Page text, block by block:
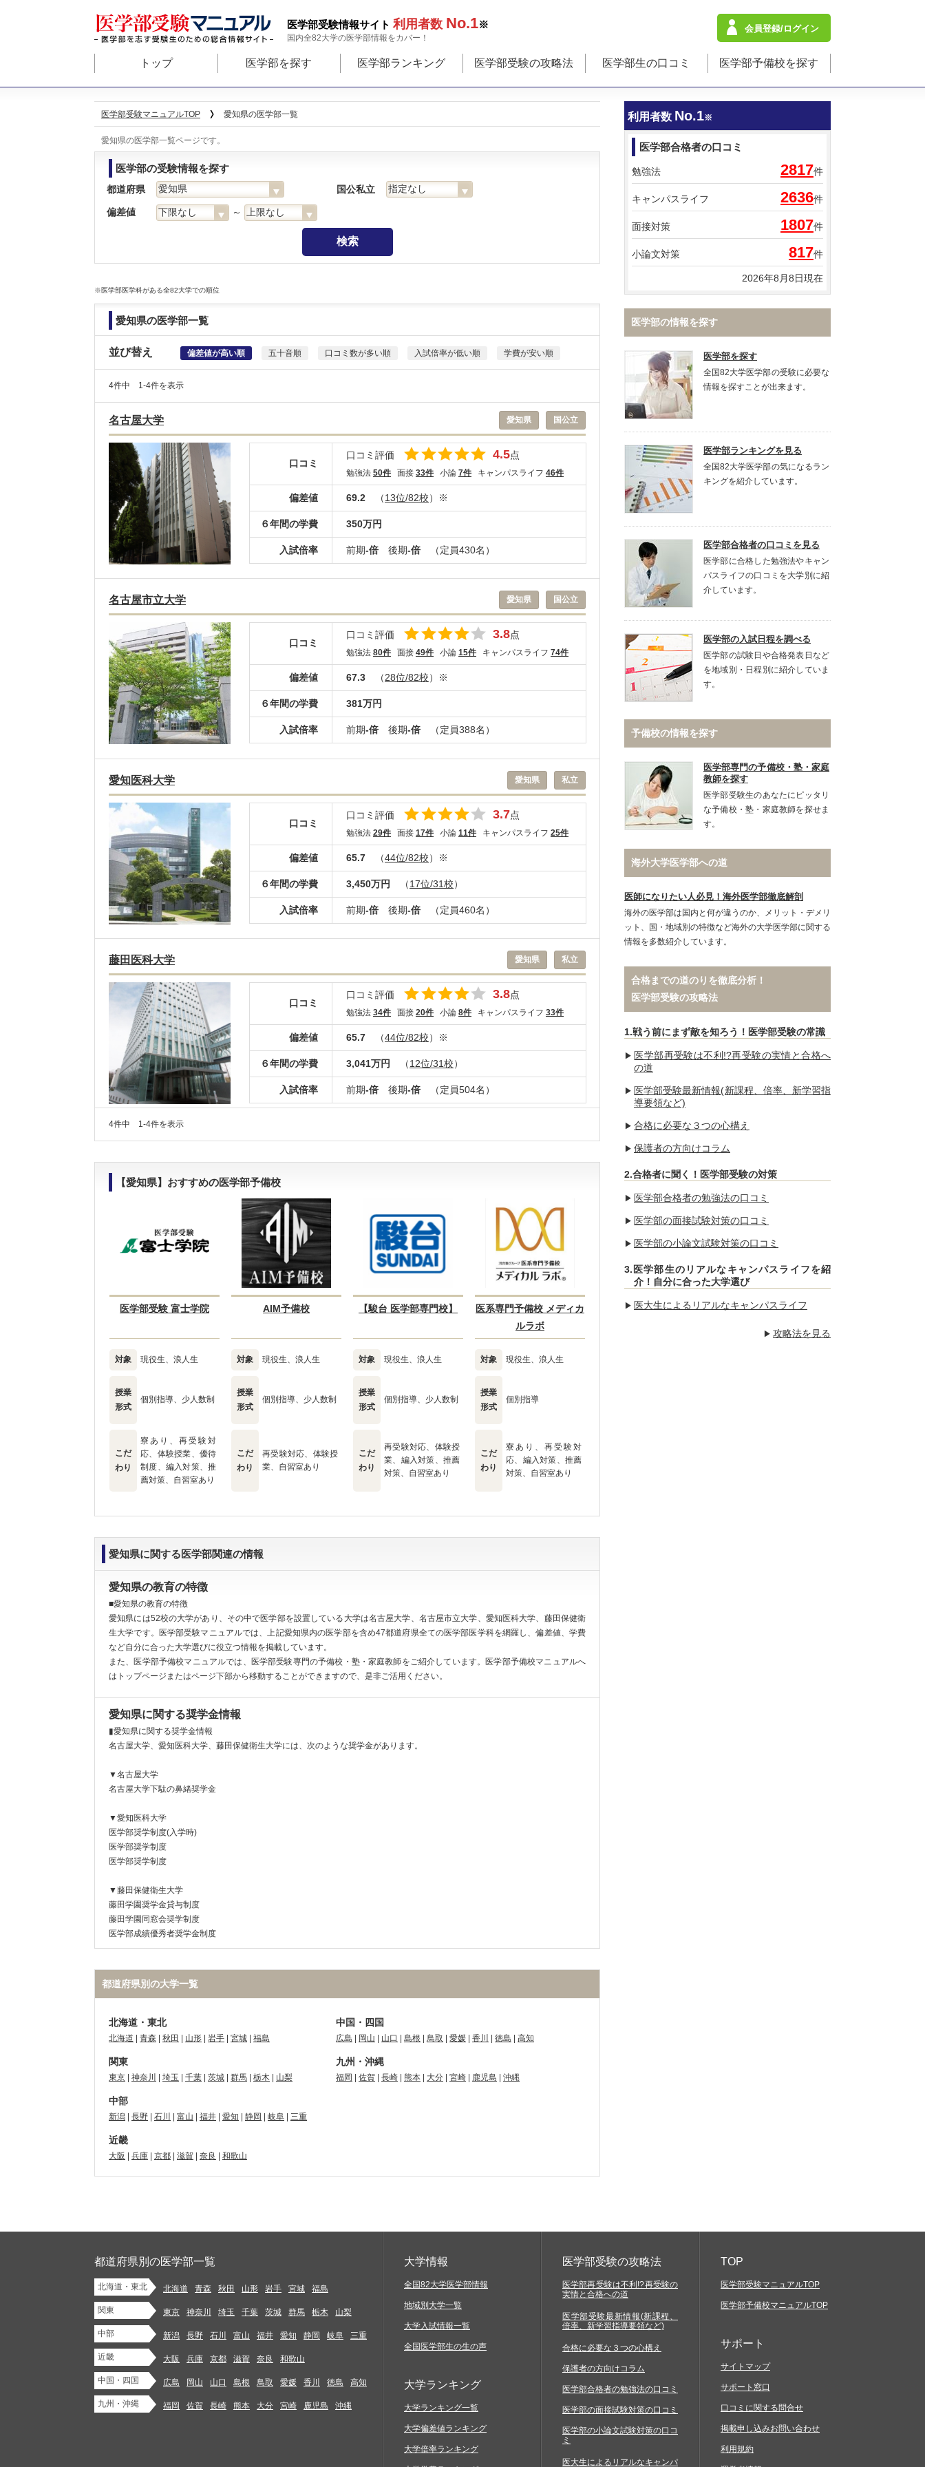
医学部受験情報サイト 利用者数 No.1※
国内全82大学の医学部情報をカバー！
会員登録/ログイン
トップ 医学部を探す 医学部ランキング 医学部受験の攻略法 医学部生の口コミ 医学部予備校を探す
医学部受験マニュアルTOP 愛知県の医学部一覧
愛知県の医学部一覧ページです。
医学部の受験情報を探す
都道府県 国公私立
偏差値 ～
※医学部医学科がある全82大学での順位
愛知県の医学部一覧
並び替え 偏差値が高い順 五十音順 口コミ数が多い順 入試倍率が低い順 学費が安い順
4件中 1-4件を表示
名古屋大学 愛知県 国公立
口コミ
口コミ評価 4.5点
勉強法 50件 面接 33件 小論 7件 キャンパスライフ 46件
偏差値 69.2 （13位/82校）※
６年間の学費 350万円
入試倍率 前期-倍 後期-倍 （定員430名）
名古屋市立大学 愛知県 国公立
口コミ
口コミ評価 3.8点
勉強法 80件 面接 49件 小論 15件 キャンパスライフ 74件
偏差値 67.3 （28位/82校）※
６年間の学費 381万円
入試倍率 前期-倍 後期-倍 （定員388名）
愛知医科大学 愛知県 私立
口コミ
口コミ評価 3.7点
勉強法 29件 面接 17件 小論 11件 キャンパスライフ 25件
偏差値 65.7 （44位/82校）※
６年間の学費 3,450万円 （17位/31校）
入試倍率 前期-倍 後期-倍 （定員460名）
藤田医科大学 愛知県 私立
口コミ
口コミ評価 3.8点
勉強法 34件 面接 20件 小論 8件 キャンパスライフ 33件
偏差値 65.7 （44位/82校）※
６年間の学費 3,041万円 （12位/31校）
入試倍率 前期-倍 後期-倍 （定員504名）
4件中 1-4件を表示
【愛知県】おすすめの医学部予備校
医学部受験 富士学院
対象 現役生、浪人生
授業
形式
個別指導、少人数制
こだ
わり
寮あり、再受験対
応、体験授業、優待
制度、編入対策、推
薦対策、自習室あり
AIM予備校
対象 現役生、浪人生
授業
形式
個別指導、少人数制
こだ
わり
再受験対応、体験授
業、自習室あり
【駿台 医学部専門校】
対象 現役生、浪人生
授業
形式
個別指導、少人数制
こだ
わり
再受験対応、体験授
業、編入対策、推薦
対策、自習室あり
医系専門予備校 メディカ
ルラボ
対象 現役生、浪人生
授業
形式
個別指導
こだ
わり
寮あり、再受験対
応、編入対策、推薦
対策、自習室あり
愛知県に関する医学部関連の情報
愛知県の教育の特徴
■愛知県の教育の特徴
愛知県には52校の大学があり、その中で医学部を設置している大学は名古屋大学、名古屋市立大学、愛知医科大学、藤田保健衛
生大学です。医学部受験マニュアルでは、上記愛知県内の医学部を含め47都道府県全ての医学部医学科を網羅し、偏差値、学費
など自分に合った大学選びに役立つ情報を掲載しています。
また、医学部予備校マニュアルでは、医学部受験専門の予備校・塾・家庭教師をご紹介しています。医学部予備校マニュアルへ
はトップページまたはページ下部から移動することができますので、是非ご活用ください。
愛知県に関する奨学金情報
▮愛知県に関する奨学金情報
名古屋大学、愛知医科大学、藤田保健衛生大学には、次のような奨学金があります。
▼名古屋大学
名古屋大学下駄の鼻緒奨学金
▼愛知医科大学
医学部奨学制度(入学時)
医学部奨学制度
医学部奨学制度
▼藤田保健衛生大学
藤田学園奨学金貸与制度
藤田学園同窓会奨学制度
医学部成績優秀者奨学金制度
都道府県別の大学一覧
北海道・東北
北海道 青森 秋田 山形 岩手 宮城 福島
関東
東京 神奈川 埼玉 千葉 茨城 群馬 栃木 山梨
中部
新潟 長野 石川 富山 福井 愛知 静岡 岐阜 三重
近畿
大阪 兵庫 京都 滋賀 奈良 和歌山
中国・四国
広島 岡山 山口 島根 鳥取 愛媛 香川 徳島 高知
九州・沖縄
福岡 佐賀 長崎 熊本 大分 宮崎 鹿児島 沖縄
利用者数 No.1※
医学部合格者の口コミ
勉強法 2817件
キャンパスライフ 2636件
面接対策 1807件
小論文対策 817件
2026年8月8日現在
医学部の情報を探す
医学部を探す
全国82大学医学部の受験に必要な
情報を探すことが出来ます。
医学部ランキングを見る
全国82大学医学部の気になるラン
キングを紹介しています。
医学部合格者の口コミを見る
医学部に合格した勉強法やキャン
パスライフの口コミを大学別に紹
介しています。
医学部の入試日程を調べる
医学部の試験日や合格発表日など
を地域別・日程別に紹介していま
す。
予備校の情報を探す
医学部専門の予備校・塾・家庭
教師を探す
医学部受験生のあなたにピッタリ
な予備校・塾・家庭教師を探せま
す。
海外大学医学部への道
医師になりたい人必見！海外医学部徹底解剖
海外の医学部は国内と何が違うのか、メリット・デメリ
ット、国・地域別の特徴など海外の大学医学部に関する
情報を多数紹介しています。
合格までの道のりを徹底分析！
医学部受験の攻略法
1.戦う前にまず敵を知ろう！医学部受験の常識
医学部再受験は不利!?再受験の実情と合格へ
の道
医学部受験最新情報(新課程、倍率、新学習指
導要領など)
合格に必要な３つの心構え
保護者の方向けコラム
2.合格者に聞く！医学部受験の対策
医学部合格者の勉強法の口コミ
医学部の面接試験対策の口コミ
医学部の小論文試験対策の口コミ
3.医学部生のリアルなキャンパスライフを紹
介！自分に合った大学選び
医大生によるリアルなキャンパスライフ
攻略法を見る
都道府県別の医学部一覧
北海道・東北 北海道 青森 秋田 山形 岩手 宮城 福島
関東 東京 神奈川 埼玉 千葉 茨城 群馬 栃木 山梨
中部 新潟 長野 石川 富山 福井 愛知 静岡 岐阜 三重
近畿 大阪 兵庫 京都 滋賀 奈良 和歌山
中国・四国 広島 岡山 山口 島根 鳥取 愛媛 香川 徳島 高知
九州・沖縄 福岡 佐賀 長崎 熊本 大分 宮崎 鹿児島 沖縄
大学情報
全国82大学医学部情報
地域別大学一覧
大学入試情報一覧
全国医学部生の生の声
大学ランキング
大学ランキング一覧
大学偏差値ランキング
大学倍率ランキング
医学部受験の攻略法
医学部再受験は不利!?再受験の
実情と合格への道
医学部受験最新情報(新課程、
倍率、新学習指導要領など)
合格に必要な３つの心構え
保護者の方向けコラム
医学部合格者の勉強法の口コミ
医学部の面接試験対策の口コミ
医学部の小論文試験対策の口コ
ミ
医大生によるリアルなキャンパ
TOP
医学部受験マニュアルTOP
医学部予備校マニュアルTOP
サポート
サイトマップ
サポート窓口
口コミに関する問合せ
掲載申し込みお問い合わせ
利用規約